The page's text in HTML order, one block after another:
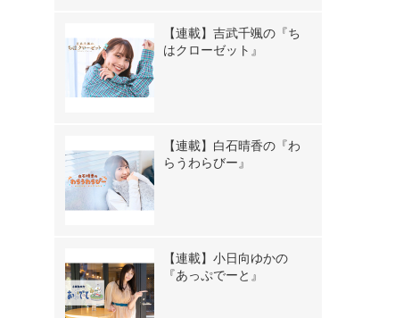
【連載】吉武千颯の『ち
はクローゼット』
【連載】白石晴香の『わ
らうわらびー』
【連載】小日向ゆかの
『あっぷでーと』